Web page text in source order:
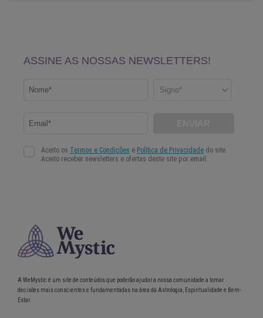
A WeMystic é um site de conteúdos que poderão ajudar a nossa comunidade a tomar
decisões mais conscientes e fundamentadas na área da Astrologia, Espiritualidade e Bem-
Estar.